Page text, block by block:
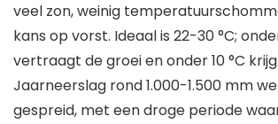
veel zon, weinig
kans op vorst. Ideaal is 22-30 °C;
vertraagt de groei en onder 10 °C
Jaarneerslag rond 1.000-1.500 mm
gespreid, met een droge periode